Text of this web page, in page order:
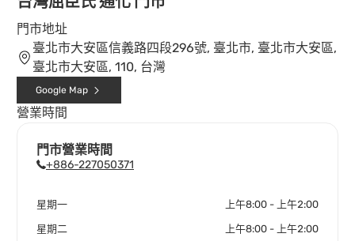
門市地址
臺北市大安區信義路四段296號, 臺北市, 臺北市大安區,
臺北市大安區, 110, 台灣
Google Map
營業時間
門市營業時間
+886-227050371
星期一 上午8:00 - 上午2:00
星期二 上午8:00 - 上午2:00